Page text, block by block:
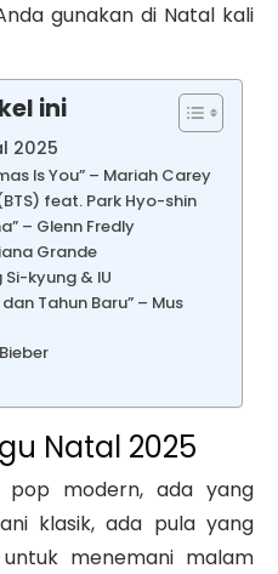
gunakan di Natal kali
ini
2025
Is You” – Mariah Carey
feat. Park Hyo-shin
– Glenn Fredly
Grande
Si-kyung & IU
Tahun Baru” – Mus
Natal 2025
pop modern, ada yang
klasik, ada pula yang
menemani malam